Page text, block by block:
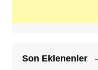
Son Eklenenler